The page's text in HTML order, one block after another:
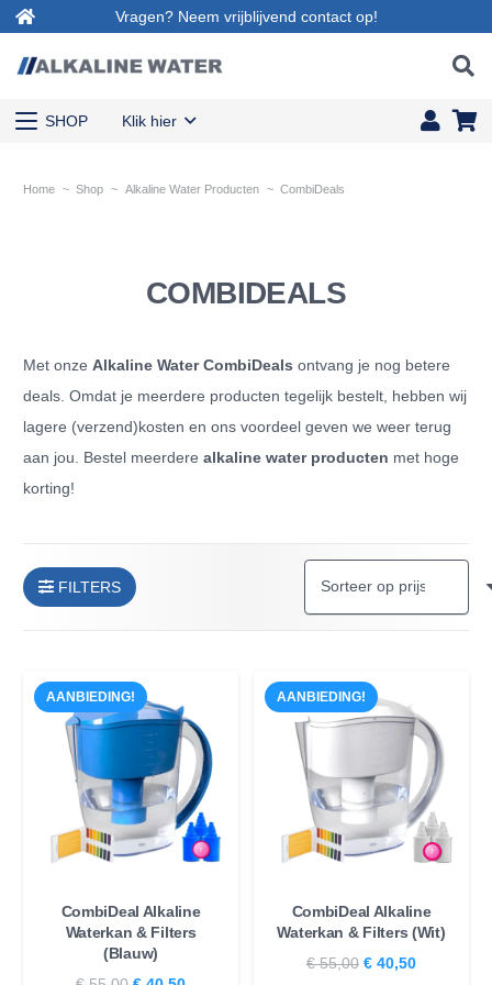
Vragen? Neem vrijblijvend contact op!
SHOP Klik hier
Home ~ Shop ~ Alkaline Water Producten ~ CombiDeals
COMBIDEALS
Met onze Alkaline Water CombiDeals ontvang je nog betere
deals. Omdat je meerdere producten tegelijk bestelt, hebben wij
lagere (verzend)kosten en ons voordeel geven we weer terug
aan jou. Bestel meerdere alkaline water producten met hoge
korting!
FILTERS
AANBIEDING!
CombiDeal Alkaline
Waterkan & Filters
(Blauw)
AANBIEDING!
CombiDeal Alkaline
Waterkan & Filters (Wit)
€55,00 Oorspronkelijke
€ 40,50Huidige